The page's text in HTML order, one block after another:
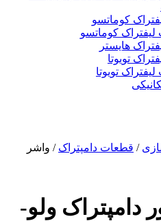
دامپتراک/ واشر
ولو-